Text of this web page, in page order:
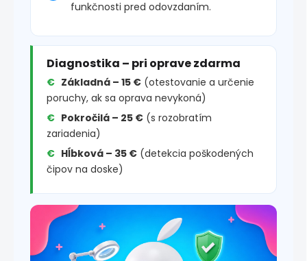
funkčnosti pred odovzdaním.
Diagnostika – pri oprave zdarma
Základná – 15 € (otestovanie a určenie
poruchy, ak sa oprava nevykoná)
Pokročilá – 25 € (s rozobratím
zariadenia)
Hĺbková – 35 € (detekcia poškodených
čipov na doske)